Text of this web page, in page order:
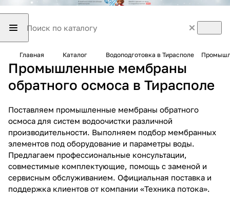
Главная Каталог Водоподготовка в Тирасполе
Промышленные мембраны
обратного осмоса в Тирасполе
Поставляем промышленные мембраны обратного
осмоса для систем водоочистки различной
производительности. Выполняем подбор мембранных
элементов под оборудование и параметры воды.
Предлагаем профессиональные консультации,
совместимые комплектующие, помощь с заменой и
сервисным обслуживанием. Официальная поставка и
поддержка клиентов от компании «Техника потока».